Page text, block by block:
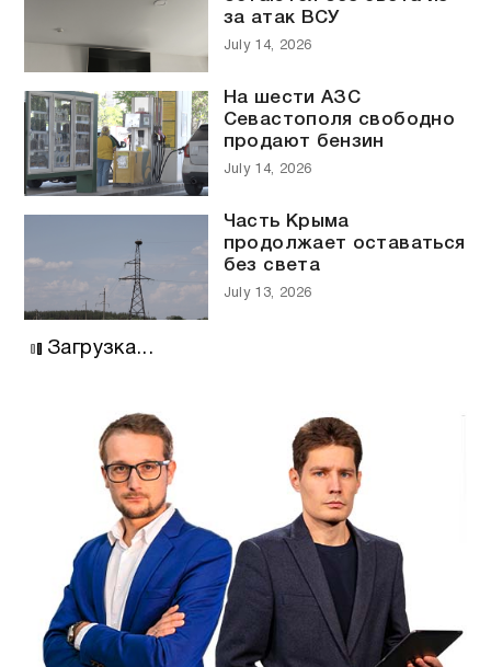
за атак ВСУ
July 14, 2026
На шести АЗС
Севастополя свободно
продают бензин
July 14, 2026
Часть Крыма
продолжает оставаться
без света
July 13, 2026
Загрузка...